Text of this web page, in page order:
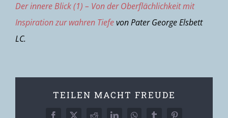
Der innere Blick (1) – Von der Oberflächlichkeit mit
Inspiration zur wahren Tiefevon Pater George Elsbett
LC.
TEILEN MACHT FREUDE